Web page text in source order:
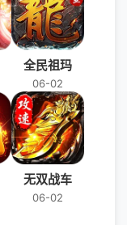
全民祖玛
06-02
无双战车
06-02